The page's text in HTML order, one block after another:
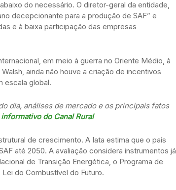
do necessário. O diretor-geral da entidade,
decepcionante para a produção de SAF” e
e à baixa participação das empresas
em meio à guerra no Oriente Médio, à
ainda não houve a criação de incentivos
escala global.
dia, análises de mercado e os principais fatos
do Canal Rural
de crescimento. A Iata estima que o país
até 2050. A avaliação considera instrumentos já
de Transição Energética, o Programa de
do Combustível do Futuro.